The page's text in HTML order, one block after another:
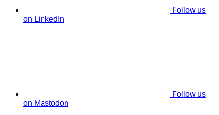
Follow us
on LinkedIn
Follow us
on Mastodon